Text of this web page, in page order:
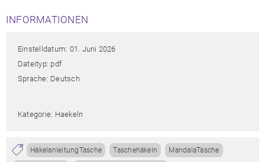
INFORMATIONEN
Einstelldatum: 01. Juni 2026
Dateityp: pdf
Sprache: Deutsch
Kategorie: Haekeln
HäkelanleitungTasche Taschehäkeln MandalaTasche